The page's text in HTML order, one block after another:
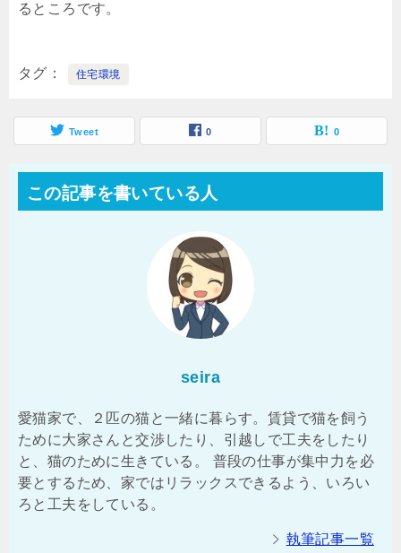
るところです。
タグ 住宅環境
Tweet 0 0
この記事を書いている人
seira
愛猫家で、２匹の猫と一緒に暮らす。賃貸で猫を飼う
ために大家さんと交渉したり、引越しで工夫をしたり
と、猫のために生きている。 普段の仕事が集中力を必
要とするため、家ではリラックスできるよう、いろい
ろと工夫をしている。
執筆記事一覧